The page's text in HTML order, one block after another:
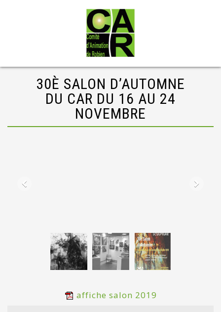
30È SALON D’AUTOMNE
DU CAR DU 16 AU 24
NOVEMBRE
affiche salon 2019